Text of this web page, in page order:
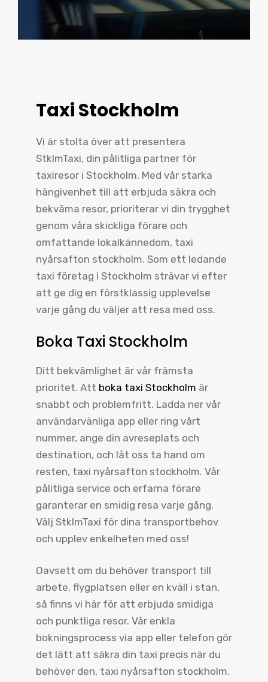
Taxi Stockholm
Vi är stolta över att presentera
StklmTaxi, din pålitliga partner för
taxiresor i Stockholm. Med vår starka
hängivenhet till att erbjuda säkra och
bekväma resor, prioriterar vi din trygghet
genom våra skickliga förare och
omfattande lokalkännedom, taxi
nyårsafton stockholm. Som ett ledande
taxi företag i Stockholm strävar vi efter
att ge dig en förstklassig upplevelse
varje gång du väljer att resa med oss.
Boka Taxi Stockholm
Ditt bekvämlighet är vår främsta
prioritet. Att boka taxi Stockholm är
snabbt och problemfritt. Ladda ner vår
användarvänliga app eller ring vårt
nummer, ange din avreseplats och
destination, och låt oss ta hand om
resten, taxi nyårsafton stockholm. Vår
pålitliga service och erfarna förare
garanterar en smidig resa varje gång.
Välj StklmTaxi för dina transportbehov
och upplev enkelheten med oss!
Oavsett om du behöver transport till
arbete, flygplatsen eller en kväll i stan,
så finns vi här för att erbjuda smidiga
och punktliga resor. Vår enkla
bokningsprocess via app eller telefon gör
det lätt att säkra din taxi precis när du
behöver den, taxi nyårsafton stockholm.